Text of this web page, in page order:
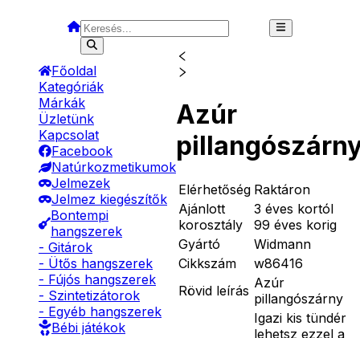
Főoldal
Kategóriák
Márkák
Üzletünk
Kapcsolat
Facebook
Natúrkozmetikumok
Jelmezek
Jelmez kiegészítők
Bontempi
hangszerek
- Gitárok
- Ütős hangszerek
- Fújós hangszerek
- Szintetizátorok
- Egyéb hangszerek
Bébi játékok
Azúr
Elérhetőség Raktáron
Ajánlott
korosztály
3 éves kortól
99 éves korig
Gyártó
Widmann
Cikkszám
w86416
Rövid leírás Azúr
pillangószárny
Igazi kis tündér
lehetsz ezzel a